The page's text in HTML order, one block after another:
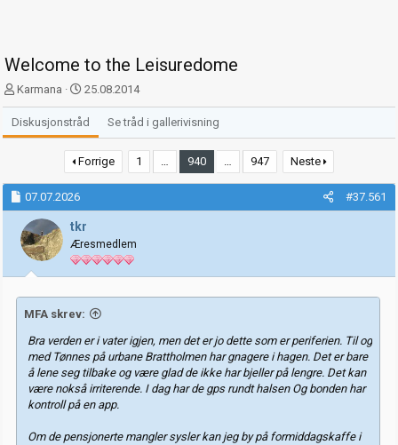
Welcome to the Leisuredome
T
r
å
d
a
r
e
Karmana
S
t
a
r
t
d
a
25.08.2014
Diskusjonstråd Se tråd i gallerivisning
Forrige 1 940 947 Neste
07.07.2026 #37.561
tkr
Æresmedlem
MFA skrev:
Bra verden er i vater igjen, men det er jo dette som er periferien. Til og
med Tønnes på urbane Brattholmen har gnagere i hagen. Det er bare
å lene seg tilbake og være glad de ikke har bjeller på lengre. Det kan
være nokså irriterende. I dag har de gps rundt halsen Og bonden har
kontroll på en app.
Om de pensjonerte mangler sysler kan jeg by på formiddagskaffe i